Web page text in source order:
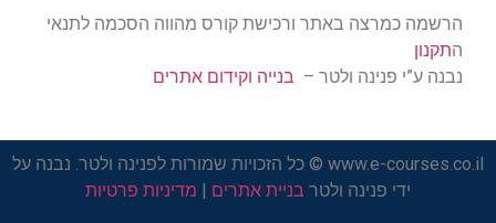
הרשמה כמרצה באתר ורכישת קורס מהווה הסכמה לתנאי
התקנון
נבנה ע”י פנינה ולטר – בנייה וקידום אתרים
www.e-courses.co.il © כל הזכויות שמורות לפנינה ולטר. נבנה על
ידי פנינה ולטר בניית אתרים | מדיניות פרטיות